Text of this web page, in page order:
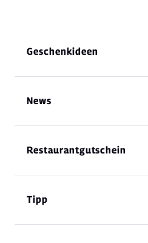
Geschenkideen
News
Restaurantgutschein
Tipp